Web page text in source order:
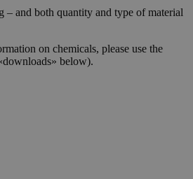
– and both quantity and type of material
on chemicals, please use the
below).